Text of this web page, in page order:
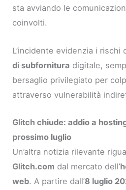
sta avviando le
coinvolti.
L’incidente evidenzia i
di subfornitura digitale,
bersaglio privilegiato per
attraverso vulnerabilità
Glitch chiude: addio a
prossimo luglio
Un’altra notizia rilevante
Glitch.com dal mercato dell’
web. A partire dall’8 luglio